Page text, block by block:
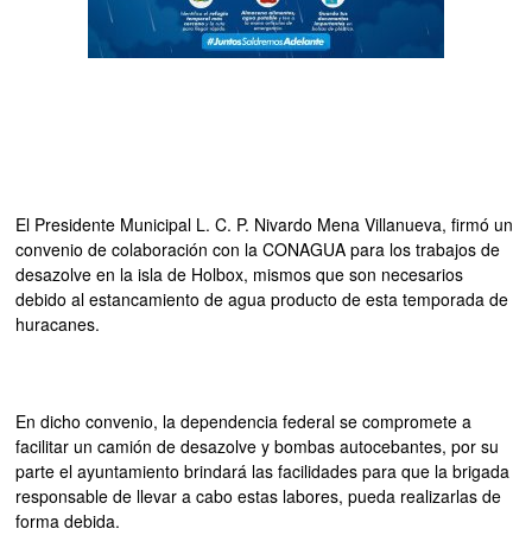
El Presidente Municipal L. C. P. Nivardo Mena Villanueva, firmó un
convenio de colaboración con la CONAGUA para los trabajos de
desazolve en la isla de Holbox, mismos que son necesarios
debido al estancamiento de agua producto de esta temporada de
huracanes.
En dicho convenio, la dependencia federal se compromete a
facilitar un camión de desazolve y bombas autocebantes, por su
parte el ayuntamiento brindará las facilidades para que la brigada
responsable de llevar a cabo estas labores, pueda realizarlas de
forma debida.